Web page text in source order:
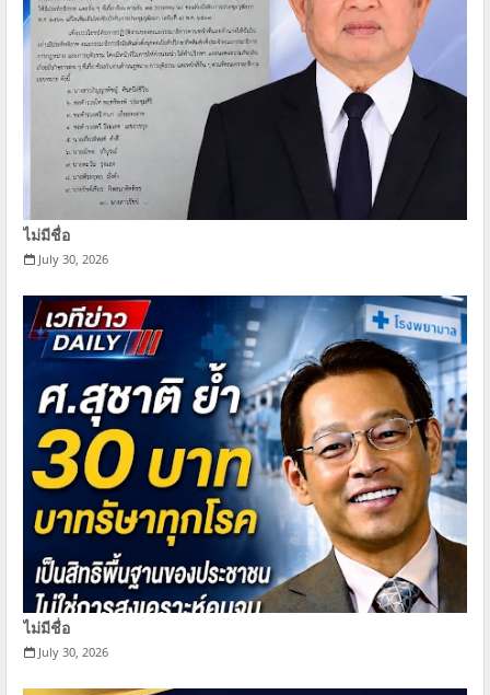
ไม่มีชื่อ
July 30, 2026
ไม่มีชื่อ
July 30, 2026